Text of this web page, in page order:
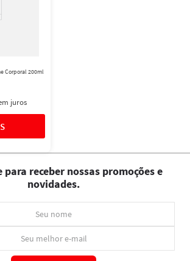
Corporal 200ml
juros
para receber nossas promoções e
novidades.